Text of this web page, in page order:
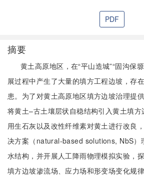
PDF
摘要
黄土高原地区，在“平山造城”“固沟保
展过程中产生了大量的填方工程边坡，存
患。为了对黄土高原地区填方边坡治理提
将黄土–古土壤层状自稳结构引入黄土填
用生石灰以及改性纤维素对黄土进行改良
决方案（natural-based solutions, NbS）
水结构，并开展人工降雨物理模拟实验，
填方边坡渗流场、应力场和形变场变化规